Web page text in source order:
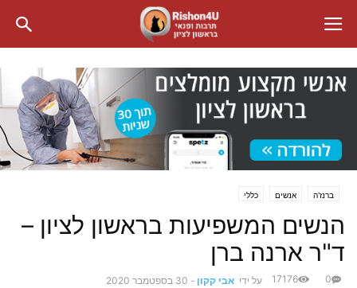
ברנז'ה אנשים כללי
הנשים המשפיעות בראשון לציון –
ד"ר ארנה ברן
על ידי אבי קקון - 30 בספטמבר 2020 0
17176